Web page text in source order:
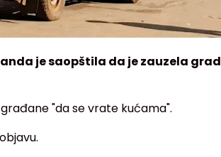
je saopštila da je zauzela grad
"da se vrate kućama".